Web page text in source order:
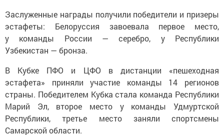
Заслуженные награды получили победители и призеры
эстафеты: Белоруссия завоевала первое место,
у команды России — серебро, у Республики
Узбекистан — бронза.
В Кубке ПФО и ЦФО в дистанции «пешеходная
эстафета» приняли участие команды 14 регионов
страны. Победителем Кубка стала команда Республики
Марий Эл, второе место у команды Удмуртской
Республики, третье место заняли спортсмены
Самарской области.